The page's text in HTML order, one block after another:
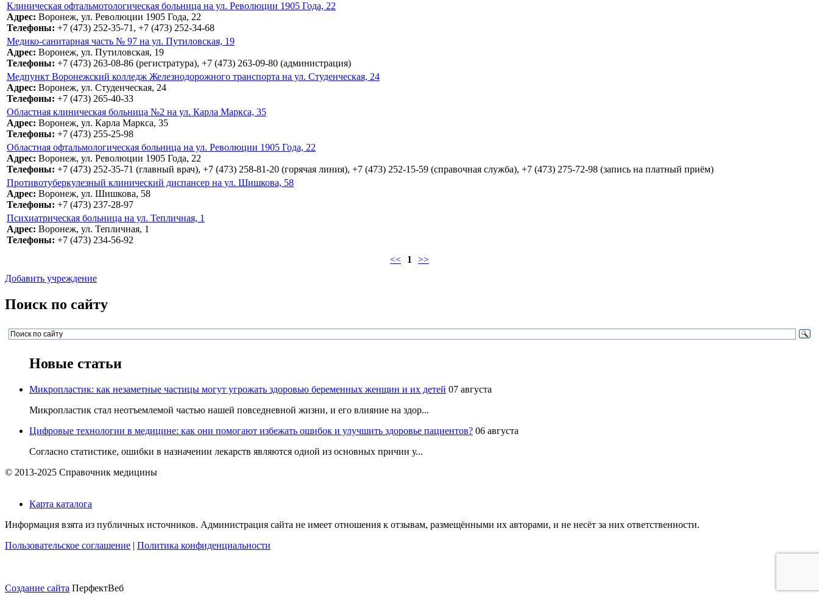
Клиническая офтальмотологическая больница на ул. Революции 1905 Года, 22
Адрес: Воронеж, ул. Революции 1905 Года, 22
Телефоны: +7 (473) 252-35-71, +7 (473) 252-34-68
Медико-санитарная часть № 97 на ул. Путиловская, 19
Адрес: Воронеж, ул. Путиловская, 19
Телефоны: +7 (473) 263-08-86 (регистратура), +7 (473) 263-09-80 (администрация)
Медпункт Воронежский колледж Железнодорожного транспорта на ул. Студенческая, 24
Адрес: Воронеж, ул. Студенческая, 24
Телефоны: +7 (473) 265-40-33
Областная клиническая больница №2 на ул. Карла Маркса, 35
Адрес: Воронеж, ул. Карла Маркса, 35
Телефоны: +7 (473) 255-25-98
Областная офтальмологическая больница на ул. Революции 1905 Года, 22
Адрес: Воронеж, ул. Революции 1905 Года, 22
Телефоны: +7 (473) 252-35-71 (главный врач), +7 (473) 258-81-20 (горячая линия), +7 (473) 252-15-59 (справочная служба), +7 (473) 275-72-98 (запись на платный приём)
Противотуберкулезный клинический диспансер на ул. Шишкова, 58
Адрес: Воронеж, ул. Шишкова, 58
Телефоны: +7 (473) 237-28-97
Психиатрическая больница на ул. Тепличная, 1
Адрес: Воронеж, ул. Тепличная, 1
Телефоны: +7 (473) 234-56-92
<<
1 >>
Добавить учреждение
Поиск по сайту
Новые статьи
Микропластик: как незаметные частицы могут угрожать здоровью беременных женщин и их детей 07 августа
Микропластик стал неотъемлемой частью нашей повседневной жизни, и его влияние на здор...
Цифровые технологии в медицине: как они помогают избежать ошибок и улучшить здоровье пациентов? 06 августа
Согласно статистике, ошибки в назначении лекарств являются одной из основных причин у...
© 2013-2025 Справочник медицины
Карта каталога
Информация взята из публичных источников. Администрация сайта не имеет отношения к отзывам, размещёнными их авторами, и не несёт за них ответственности.
Пользовательское соглашение | Политика конфиденциальности
Создание сайта ПерфектВеб